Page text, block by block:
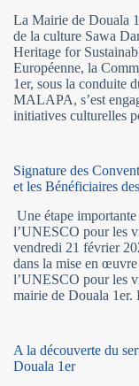
La Mairie de Douala
de la culture Sawa
Heritage for
Européenne, la
1er, sous la conduite
MALAPA, s’est
initiatives culturelles
Signature des
et les Bénéficiaires
Une étape
l’UNESCO pour les
vendredi 21 février
dans la mise en
l’UNESCO pour les
mairie de Douala
A la découverte du
Douala 1er